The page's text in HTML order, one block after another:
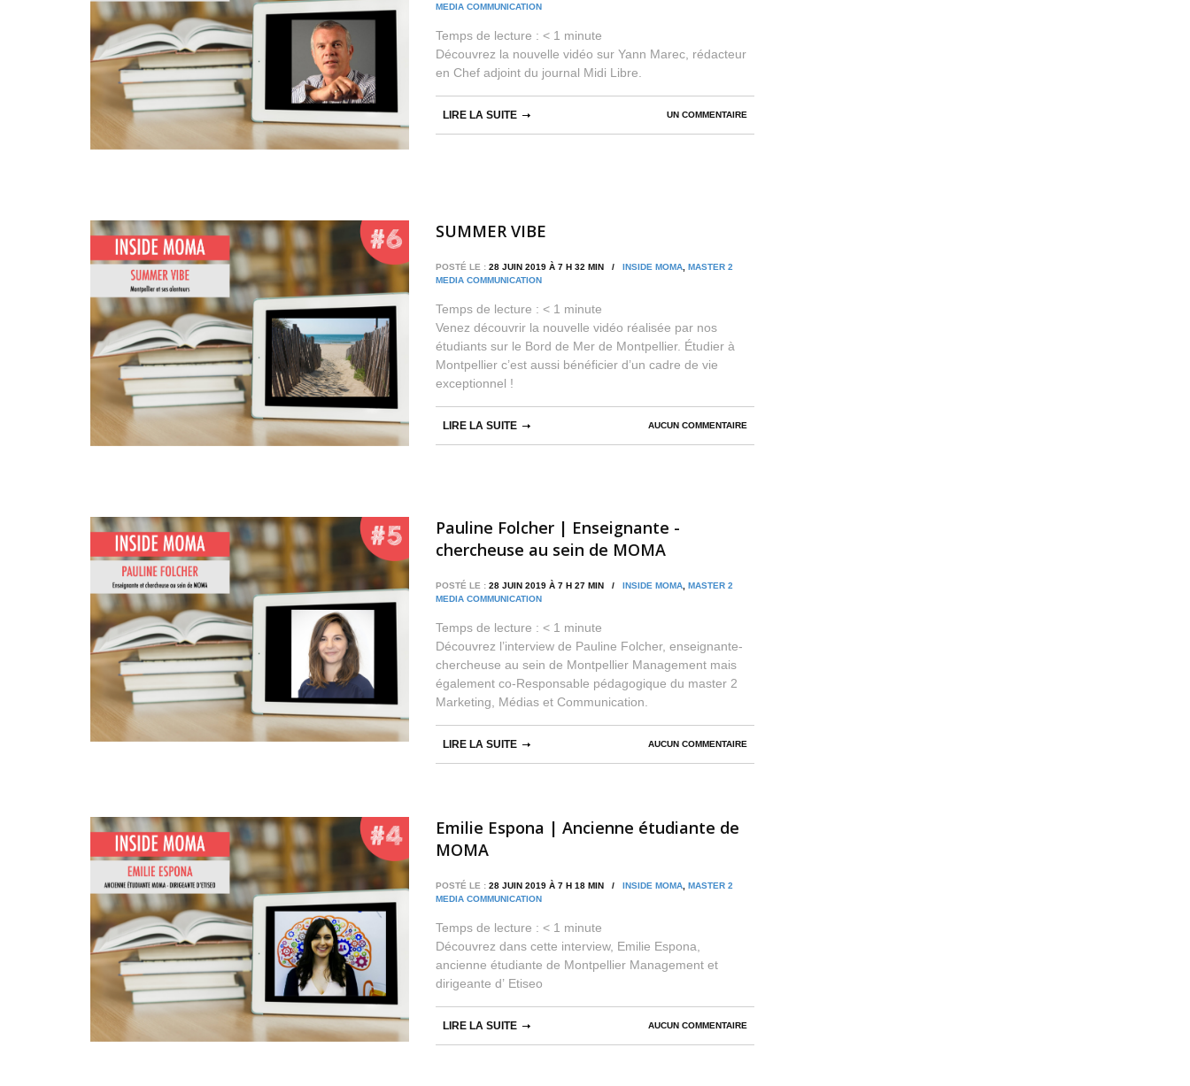
MEDIA COMMUNICATION
Temps de lecture : < 1 minute
Découvrez la nouvelle vidéo sur Yann Marec, rédacteur
en Chef adjoint du journal Midi Libre.
UN COMMENTAIRE
LIRE LA SUITE
SUMMER VIBE
POSTÉ LE : 28 JUIN 2019 À 7 H 32 MIN / INSIDE MOMA, MASTER 2
MEDIA COMMUNICATION
Temps de lecture : < 1 minute
Venez découvrir la nouvelle vidéo réalisée par nos
étudiants sur le Bord de Mer de Montpellier. Étudier à
Montpellier c’est aussi bénéficier d’un cadre de vie
exceptionnel !
AUCUN COMMENTAIRE
LIRE LA SUITE
Pauline Folcher | Enseignante -
chercheuse au sein de MOMA
POSTÉ LE : 28 JUIN 2019 À 7 H 27 MIN / INSIDE MOMA MASTER 2
MEDIA COMMUNICATION
Temps de lecture : < 1 minute
Découvrez l’interview de Pauline Folcher, enseignante-
chercheuse au sein de Montpellier Management mais
également co-Responsable pédagogique du master 2
Marketing, Médias et Communication.
AUCUN COMMENTAIRE
LIRE LA SUITE
Emilie Espona | Ancienne étudiante de
MOMA
POSTÉ LE : 28 JUIN 2019 À 7 H 18 MIN / INSIDE MOMA MASTER 2
MEDIA COMMUNICATION
Temps de lecture : < 1 minute
Découvrez dans cette interview, Emilie Espona,
ancienne étudiante de Montpellier Management et
dirigeante d’ Etiseo
AUCUN COMMENTAIRE
LIRE LA SUITE